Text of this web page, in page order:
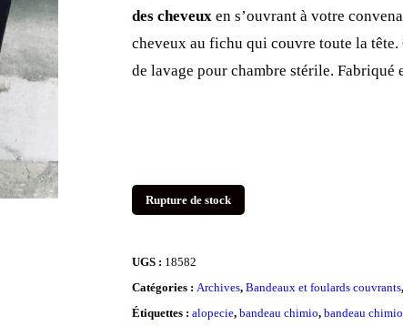
des cheveux en s’ouvrant à votre
cheveux au fichu qui couvre toute la
de lavage pour chambre stérile. Fabriqué
Rupture de stock
UGS : 18582
Catégories :Archives,Bandeaux et foulards couvrants
Étiquettes :alopecie,bandeau chimio,bandeau